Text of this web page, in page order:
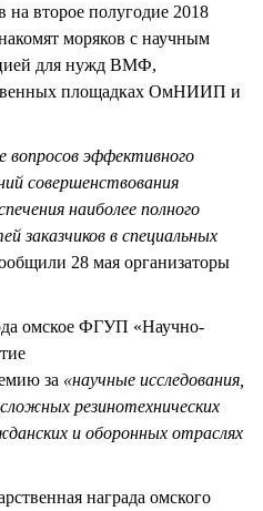
на второе полугодие 2018
моряков с научным
для нужд ВМФ,
площадках ОмНИИП и
вопросов эффективного
совершенствования
наиболее полного
заказчиков в специальных
28 мая организаторы
омское ФГУП «Научно-
за «научные исследования,
резинотехнических
и оборонных отраслях
награда омского